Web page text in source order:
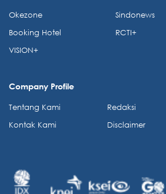
Okezone
Booking Hotel
VISION+
Sindonews
RCTI+
Company Profile
Tentang Kami
Kontak Kami
Redaksi
Disclaimer